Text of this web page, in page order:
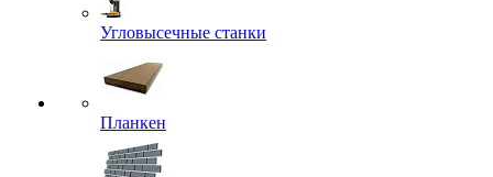
Угловысечные станки
Планкен